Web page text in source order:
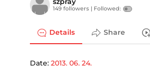
149 followers | Followed:
Details Share
Date: 2013. 06. 24.